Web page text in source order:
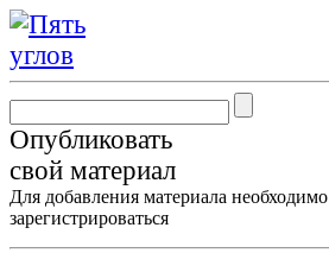
Опубликовать
свой материал
Для добавления материала необходимо
зарегистрироваться